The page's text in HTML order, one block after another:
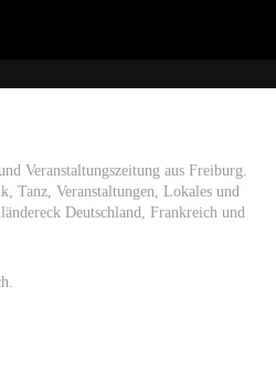
Veranstaltungszeitung aus Freiburg.
Tanz, Veranstaltungen, Lokales und
Deutschland, Frankreich und